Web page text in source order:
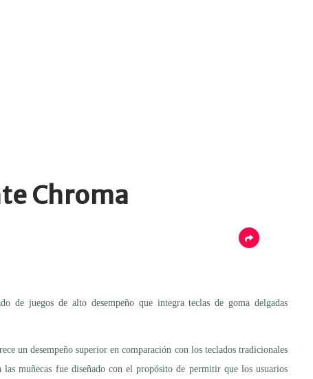
Chroma
de juegos de alto desempeño que integra teclas de goma delgadas
un desempeño superior en comparación con los teclados tradicionales
muñecas fue diseñado con el propósito de permitir que los usuarios